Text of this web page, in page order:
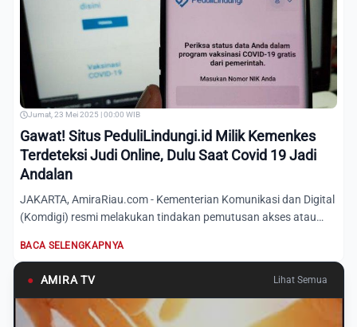
Jumat, 23 Mei 2025 | 00:00 WIB
Gawat! Situs PeduliLindungi.id Milik Kemenkes
Terdeteksi Judi Online, Dulu Saat Covid 19 Jadi
Andalan
JAKARTA, AmiraRiau.com - Kementerian Komunikasi dan Digital
(Komdigi) resmi melakukan tindakan pemutusan akses atau
BACA SELENGKAPNYA
● AMIRA TV Lihat Semua